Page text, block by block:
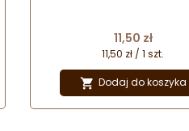
Cena
11,50 zł
11,50 zł / 1 szt.
 Dodaj do koszyka